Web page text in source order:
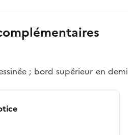
; bord supérieur en demi